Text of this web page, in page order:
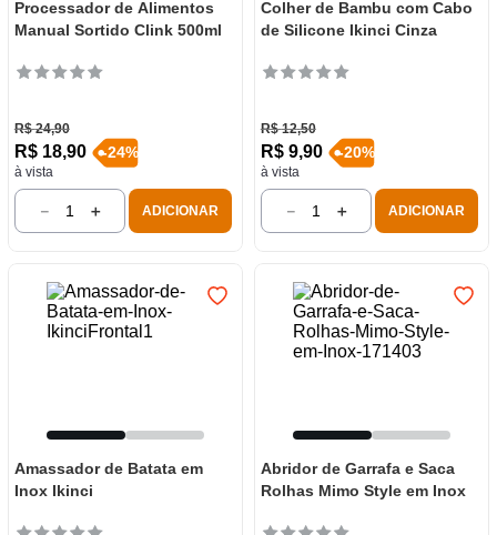
Processador de Alimentos
Manual Sortido Clink 500ml
R$ 24,90
R$ 18,90
à vista
-24%
＋
－ ADICIONAR
Colher de Bambu com Cabo
de Silicone Ikinci Cinza
R$ 12,50
R$ 9,90
à vista
-20%
＋
－ ADICIONAR
Amassador de Batata em
Inox Ikinci
Abridor de Garrafa e Saca
Rolhas Mimo Style em Inox